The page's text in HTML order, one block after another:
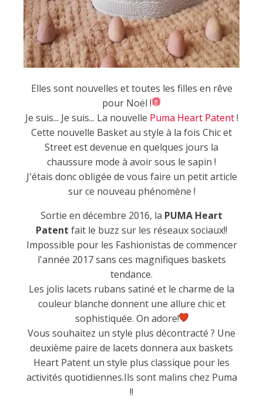
Elles sont nouvelles et toutes les filles en rêve
pour Noël !
Je suis... Je suis... La nouvelle Puma Heart Patent!
Cette nouvelle Basket au style à la fois Chic et
Street est devenue en quelques jours la
chaussure mode à avoir sous le sapin !
J'étais donc obligée de vous faire un petit article
sur ce nouveau phénomène !
Sortie en décembre 2016, la PUMA Heart
Patent fait le buzz sur les réseaux sociaux!!
Impossible pour les Fashionistas de commencer
l'année 2017 sans ces magnifiques baskets
tendance.
Les jolis lacets rubans satiné et le charme de la
couleur blanche donnent une allure chic et
sophistiquée. On adore!
Vous souhaitez un style plus décontracté ? Une
deuxième paire de lacets donnera aux baskets
Heart Patent un style plus classique pour les
activités quotidiennes.Ils sont malins chez Puma
!!